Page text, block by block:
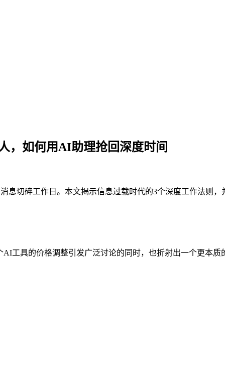
，如何用AI助理抢回深度时间
息切碎工作日。本文揭示信息过载时代的3个深度工作法则
AI工具的价格调整引发广泛讨论的同时，也折射出一个更